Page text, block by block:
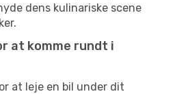
dens kulinariske scene
at komme rundt i
at leje en bil under dit